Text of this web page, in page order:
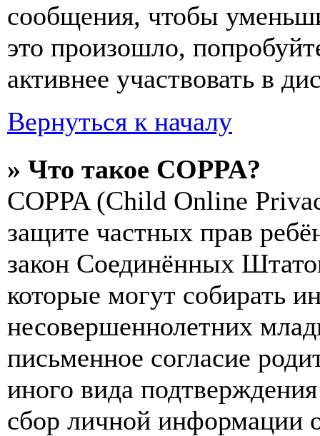
сообщения, чтобы
это произошло,
активнее участвовать в
Вернуться к началу
» Что такое COPPA?
COPPA (Child Online
защите частных прав
закон Соединённых
которые могут собирать
несовершеннолетних
письменное согласие
иного вида
сбор личной информации